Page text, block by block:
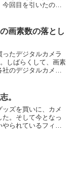
回目を引いたのが
える自分がいまし
画素数の落とし
たデジタルカメラ
しばらくして、画素
のデジタルカメラ
そして、今は落ち
。
ズを買いに、カメ
。そして今となっ
られているフィル